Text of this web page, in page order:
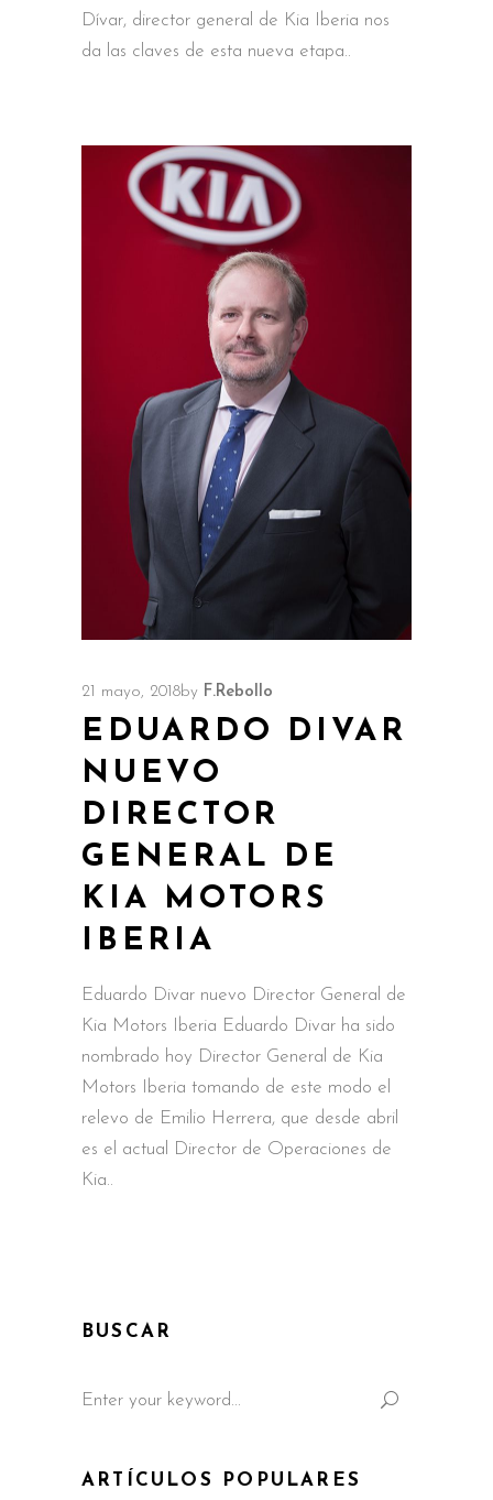
Dívar, director general de Kia Iberia nos
da las claves de esta nueva etapa
21 mayo, 2018by F.Rebollo
EDUARDO DIVAR
NUEVO
DIRECTOR
GENERAL DE
KIA MOTORS
IBERIA
Eduardo Divar nuevo Director General de
Kia Motors Iberia Eduardo Divar ha sido
nombrado hoy Director General de Kia
Motors Iberia tomando de este modo el
relevo de Emilio Herrera, que desde abril
es el actual Director de Operaciones de
Kia
BUSCAR
for:
ARTÍCULOS POPULARES